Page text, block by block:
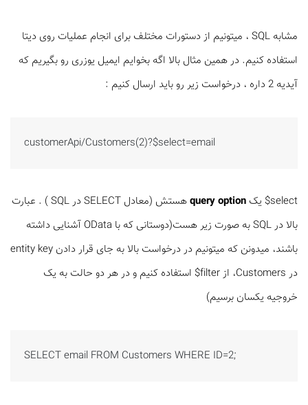
مشابه SQL ، میتونیم از دستورات مختلف برای انجام عملیات روی دیتا
استفاده کنیم. در همین مثال بالا اگه بخوایم ایمیل یوزری رو بگیریم که
آیدیه 2 داره ، درخواست زیر رو باید ارسال کنیم :
customerApi/Customers(2)?$select=email
select$ یک query option
هستش (معادل SELECT در SQL ) . عبارت
بالا در SQL به صورت زیر هست(دوستانی که با OData آشنایی داشته
باشند، میدونن که میتونیم در درخواست بالا به جای قرار دادن entity key
در Customers، از filter$ استفاده کنیم و در هر دو حالت به یک
خروجیه یکسان برسیم)
SELECT email FROM Customers WHERE ID=2;